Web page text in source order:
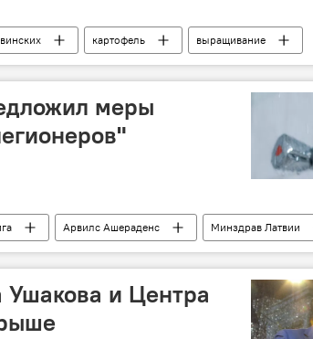
картофель
выращивание
меры
Арвилс Ашераденс
Минздрав Латвии
Ушакова и Центра